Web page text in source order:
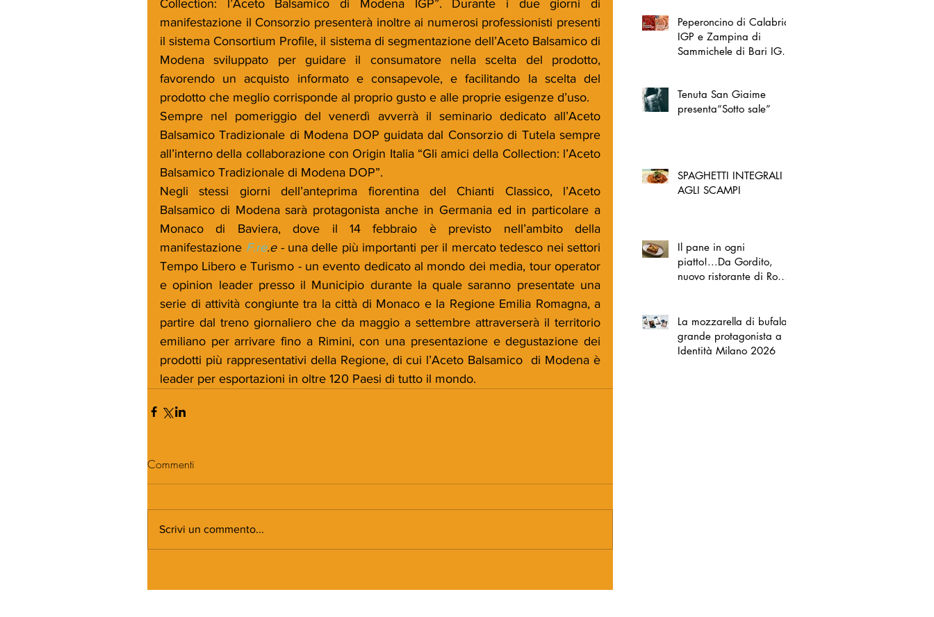
Collection: l’Aceto Balsamico di Modena IGP”. Durante i due giorni di
manifestazione il Consorzio presenterà inoltre ai numerosi professionisti presenti
il sistema Consortium Profile, il sistema di segmentazione dell’Aceto Balsamico di
Modena sviluppato per guidare il consumatore nella scelta del prodotto,
favorendo un acquisto informato e consapevole, e facilitando la scelta del
prodotto che meglio corrisponde al proprio gusto e alle proprie esigenze d’uso.
Sempre nel pomeriggio del venerdì avverrà il seminario dedicato all’Aceto
Balsamico Tradizionale di Modena DOP guidata dal Consorzio di Tutela sempre
all’interno della collaborazione con Origin Italia “Gli amici della Collection: l’Aceto
Balsamico Tradizionale di Modena DOP”.
Negli stessi giorni dell’anteprima fiorentina del Chianti Classico, l’Aceto
Balsamico di Modena sarà protagonista anche in Germania ed in particolare a
Monaco di Baviera, dove il 14 febbraio è previsto nell’ambito della
manifestazione F.re.e - una delle più importanti per il mercato tedesco nei settori
Tempo Libero e Turismo - un evento dedicato al mondo dei media, tour operator
e opinion leader presso il Municipio durante la quale saranno presentate una
serie di attività congiunte tra la città di Monaco e la Regione Emilia Romagna, a
partire dal treno giornaliero che da maggio a settembre attraverserà il territorio
emiliano per arrivare fino a Rimini, con una presentazione e degustazione dei
prodotti più rappresentativi della Regione, di cui l’Aceto Balsamico  di Modena è
leader per esportazioni in oltre 120 Paesi di tutto il mondo.
Commenti
Scrivi un commento...
Peperoncino di Calabria
IGP e Zampina di
Sammichele di Bari IGP
Tenuta San Giaime
presenta“Sotto sale”
SPAGHETTI INTEGRALI
AGLI SCAMPI
Il pane in ogni
piatto!...Da Gordito,
nuovo ristorante di Roma
La mozzarella di bufala
grande protagonista a
Identità Milano 2026